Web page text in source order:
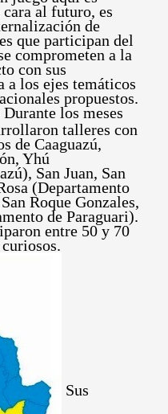
al futuro, es
de
que participan del
comprometen a la
con sus
a los ejes temáticos
propuestos.
Durante los meses
talleres con
de Caaguazú,
Yhú
San Juan, San
(Departamento
Roque Gonzales,
de Paraguari).
entre 50 y 70
Sus